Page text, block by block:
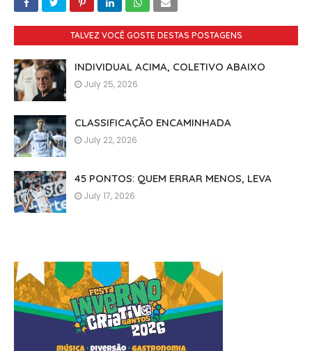
TALVEZ VOCÊ GOSTE DESTAS POSTAGENS
INDIVIDUAL ACIMA, COLETIVO ABAIXO
July 25, 2026
CLASSIFICAÇÃO ENCAMINHADA
July 22, 2026
45 PONTOS: QUEM ERRAR MENOS, LEVA
July 17, 2026